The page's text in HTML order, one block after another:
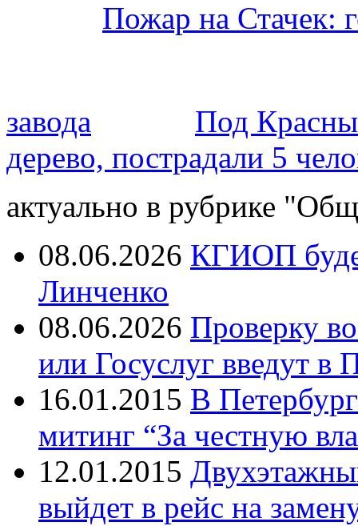
Пожар на Стачек:
завода
Под
дерево, пострадали 5
актуально в рубрике
08.06.2026 КГИОП
Линченко
08.06.2026 Проверку
или Госуслуг введут в
16.01.2015 В
митинг “За честную
12.01.2015
выйдет в рейс на